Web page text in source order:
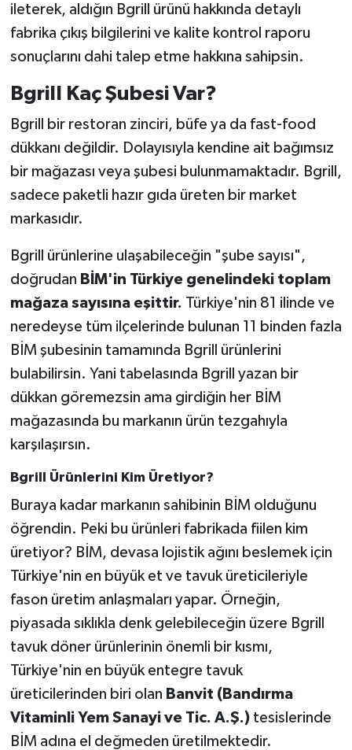
ileterek, aldığın Bgrill ürünü hakkında detaylı
fabrika çıkış bilgilerini ve kalite kontrol raporu
sonuçlarını dahi talep etme hakkına sahipsin.
Bgrill Kaç Şubesi Var?
Bgrill bir restoran zinciri, büfe ya da fast-food
dükkanı değildir. Dolayısıyla kendine ait bağımsız
bir mağazası veya şubesi bulunmamaktadır. Bgrill,
sadece paketli hazır gıda üreten bir market
markasıdır.
Bgrill ürünlerine ulaşabileceğin "şube sayısı",
doğrudan BİM'in Türkiye genelindeki toplam
mağaza sayısına eşittir. Türkiye'nin 81 ilinde ve
neredeyse tüm ilçelerinde bulunan 11 binden fazla
BİM şubesinin tamamında Bgrill ürünlerini
bulabilirsin. Yani tabelasında Bgrill yazan bir
dükkan göremezsin ama girdiğin her BİM
mağazasında bu markanın ürün tezgahıyla
karşılaşırsın.
Bgrill Ürünlerini Kim Üretiyor?
Buraya kadar markanın sahibinin BİM olduğunu
öğrendin. Peki bu ürünleri fabrikada fiilen kim
üretiyor? BİM, devasa lojistik ağını beslemek için
Türkiye'nin en büyük et ve tavuk üreticileriyle
fason üretim anlaşmaları yapar. Örneğin,
piyasada sıklıkla denk gelebileceğin üzere Bgrill
tavuk döner ürünlerinin önemli bir kısmı,
Türkiye'nin en büyük entegre tavuk
üreticilerinden biri olan Banvit (Bandırma
Vitaminli Yem Sanayi ve Tic. A.Ş.)tesislerinde
BİM adına el değmeden üretilmektedir.